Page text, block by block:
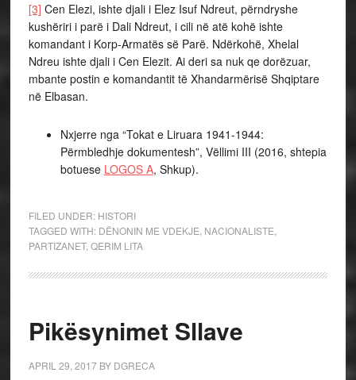
[3] Cen Elezi, ishte djali i Elez Isuf Ndreut, përndryshe
kushëriri i parë i Dali Ndreut, i cili në atë kohë ishte
komandant i Korp-Armatës së Parë. Ndërkohë, Xhelal
Ndreu ishte djali i Cen Elezit. Ai deri sa nuk qe dorëzuar,
mbante postin e komandantit të Xhandarmërisë Shqiptare
në Elbasan.
Nxjerre nga “Tokat e Liruara 1941-1944:
Përmbledhje dokumentesh”, Vëllimi III (2016, shtepia
botuese LOGOS A, Shkup).
FILED UNDER: HISTORI
TAGGED WITH: DËNONIN ME VDEKJE NACIONALISTE
PARTIZANET, QERIM LITA
Pikësynimet Sllave
APRIL 29, 2017BY DGRECA